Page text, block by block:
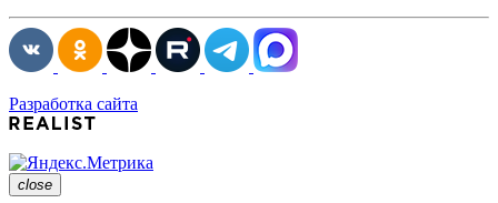
Разработка сайта
close